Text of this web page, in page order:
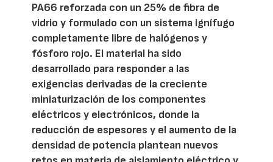
PA66 reforzada con un 25% de fibra de
vidrio y formulado con un sistema ignífugo
completamente libre de halógenos y
fósforo rojo. El material ha sido
desarrollado para responder a las
exigencias derivadas de la creciente
miniaturización de los componentes
eléctricos y electrónicos, donde la
reducción de espesores y el aumento de la
densidad de potencia plantean nuevos